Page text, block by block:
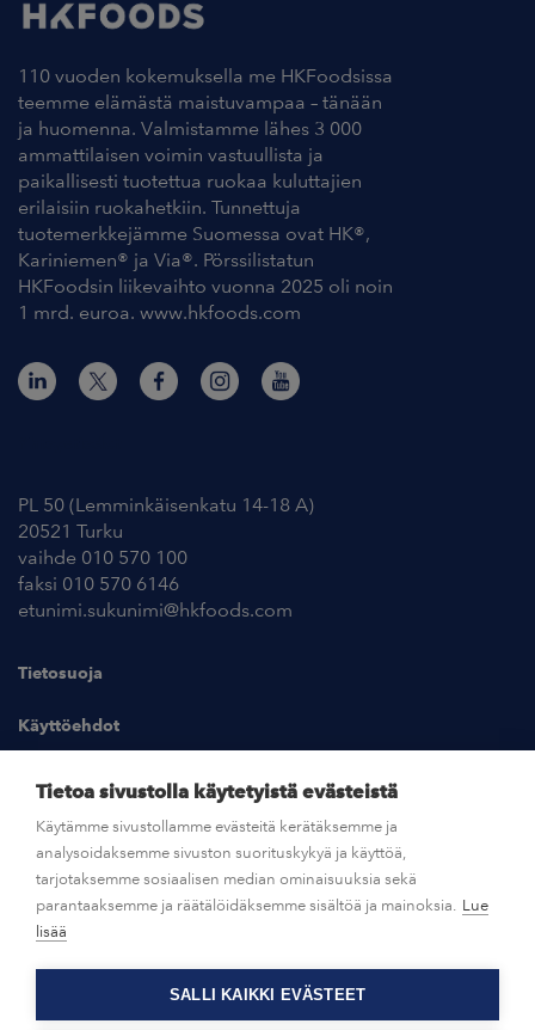
110 vuoden kokemuksella me HKFoodsissa
teemme elämästä maistuvampaa – tänään
ja huomenna. Valmistamme lähes 3 000
ammattilaisen voimin vastuullista ja
paikallisesti tuotettua ruokaa kuluttajien
erilaisiin ruokahetkiin. Tunnettuja
tuotemerkkejämme Suomessa ovat HK®,
Kariniemen® ja Via®. Pörssilistatun
HKFoodsin liikevaihto vuonna 2025 oli noin
1 mrd. euroa. www.hkfoods.com
PL 50 (Lemminkäisenkatu 14-18 A)
20521 Turku
vaihde 010 570 100
faksi 010 570 6146
etunimi.sukunimi@hkfoods.com
Tietosuoja
Käyttöehdot
Kuvapankki
UUTISHUONE
OTA YHTEYTTÄ
Tietoa sivustolla käytetyistä evästeistä
Käytämme sivustollamme evästeitä kerätäksemme ja
analysoidaksemme sivuston suorituskykyä ja käyttöä,
tarjotaksemme sosiaalisen median ominaisuuksia sekä
parantaaksemme ja räätälöidäksemme sisältöä ja mainoksia. Lue
lisää
SALLI KAIKKI EVÄSTEET